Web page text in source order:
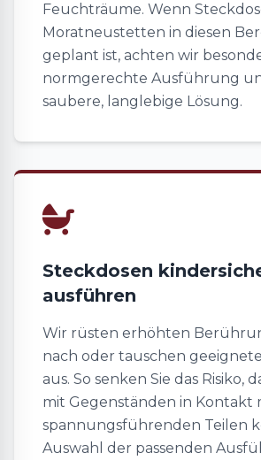
Feuchträume. Wenn
Moratneustetten in diesen
geplant ist, achten wir
normgerechte Ausführung
saubere, langlebige Lösung.
Steckdosen
ausführen
Wir rüsten erhöhten
nach oder tauschen
aus. So senken Sie das Risiko,
mit Gegenständen in Kontakt
spannungsführenden Teilen
Auswahl der passenden